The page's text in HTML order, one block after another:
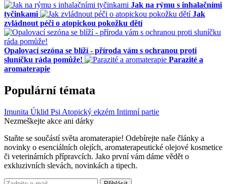
Jak na rýmu s inhalačními
tyčinkami
Jak
zvládnout péči o atopickou pokožku dětí
Opalovací sezóna se blíží - příroda vám s ochranou proti
sluníčku ráda pomůže!
Parazité a
aromaterapie
Populární témata
Imunita Úklid Psi Atopický ekzém Intimní partie
Nezmeškejte akce ani dárky
Staňte se součástí světa aromaterapie! Odebírejte naše články a
novinky o esenciálních olejích, aromaterapeutické olejové kosmetice
či veterinárních přípravcích. Jako první vám dáme vědět o
exkluzivních slevách, novinkách a tipech.